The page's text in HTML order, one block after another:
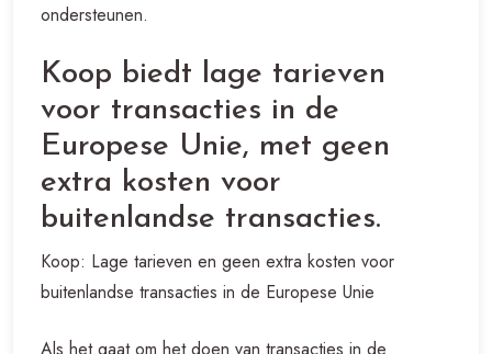
ondersteunen.
Koop biedt lage tarieven
voor transacties in de
Europese Unie, met geen
extra kosten voor
buitenlandse transacties.
Koop: Lage tarieven en geen extra kosten voor
buitenlandse transacties in de Europese Unie
Als het gaat om het doen van transacties in de